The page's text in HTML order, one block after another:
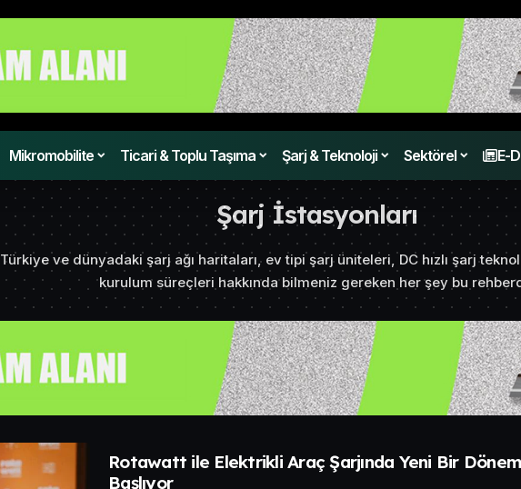
Mikromobilite Ticari & Toplu Taşıma Şarj & Teknoloji Sektörel E-
Şarj İstasyonları
Türkiye ve dünyadaki şarj ağı haritaları, ev tipi şarj üniteleri, DC hızlı şarj
kurulum süreçleri hakkında bilmeniz gereken her şey bu
Rotawatt ile Elektrikli Araç Şarjında Yeni Bir
Başlıyor